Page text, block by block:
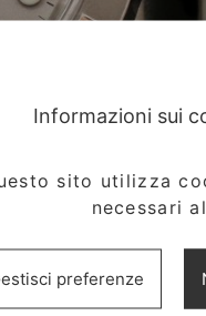
Informazioni sui
sito utilizza
necessari
preferenze